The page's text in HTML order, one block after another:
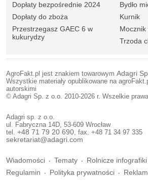
Dopłaty bezpośrednie 2024
Dopłaty do zboża
Przestrzegasz GAEC 6 w
kukurydzy
Bydło
Kurnik
Mocznik
Trzoda
AgroFakt.pl jest znakiem towarowym Adagri
Wszystkie materiały opublikowane na
autorskimi
© Adagri Sp. z o.o. 2010-2026 r. Wszelkie
Adagri sp. z o.o.
ul. Fabryczna 14D, 53-609 Wrocław
tel. +48 71 79 20 690 , fax. +48 71 34 97 335
sekretariat@adagri.com
Wiadomości Tematy Rolnicze infografiki
Regulamin
Polityka prywatności